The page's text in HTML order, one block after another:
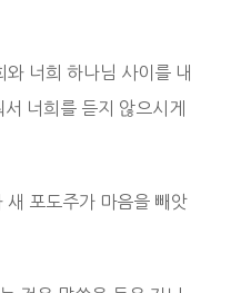
너희 하나님 사이를 내
너희를 듣지 않으시게
포도주가 마음을 빼앗